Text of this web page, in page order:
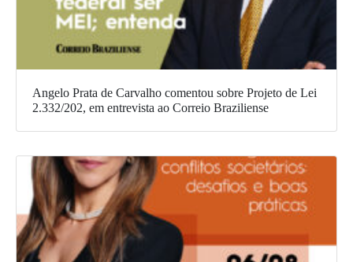
Angelo Prata de Carvalho comentou sobre Projeto de Lei
2.332/202, em entrevista ao Correio Braziliense